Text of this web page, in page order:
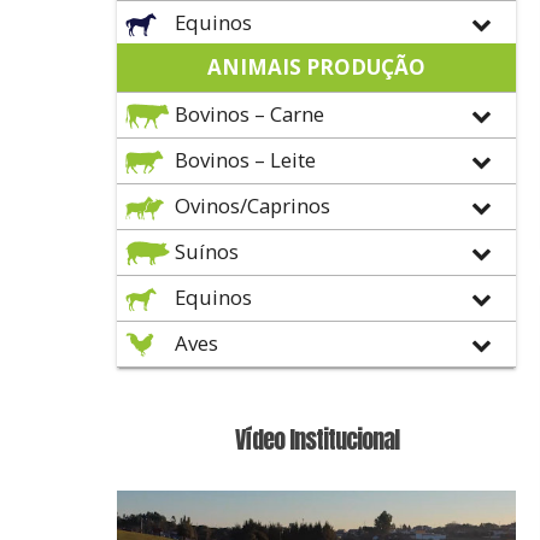
Equinos
ANIMAIS PRODUÇÃO
Bovinos – Carne
Bovinos – Leite
Ovinos/Caprinos
Suínos
Equinos
Aves
Vídeo Institucional